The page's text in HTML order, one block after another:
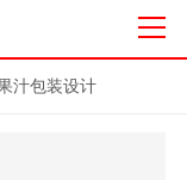
汁包装设计